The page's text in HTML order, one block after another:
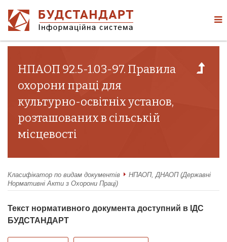
НПАОП 92.5-1.03-97. Правила
охорони праці для
культурно-освітніх установ,
розташованих в сільській
місцевості
Класифікатор по видам документів
НПАОП, ДНАОП (Державні
Нормативні Акти з Охорони Праці)
Текст нормативного документа доступний в ІДС
БУДСТАНДАРТ